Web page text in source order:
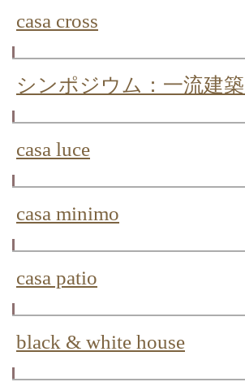
casa cross
シンポジウム：一流建
casa luce
casa minimo
casa patio
black & white house